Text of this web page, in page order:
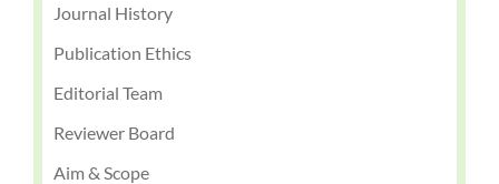
Journal History
Publication Ethics
Editorial Team
Reviewer Board
Aim & Scope